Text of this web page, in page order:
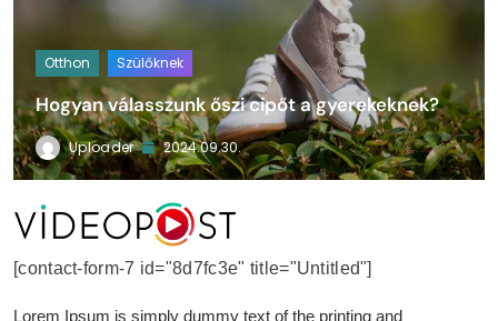
Otthon Szülőknek
Hogyan válasszunk őszi cipőt a gyerekeknek?
Uploader 2024.09.30.
VideoPost
[contact-form-7 id="8d7fc3e" title="Untitled"]
Lorem Ipsum is simply dummy text of the printing and